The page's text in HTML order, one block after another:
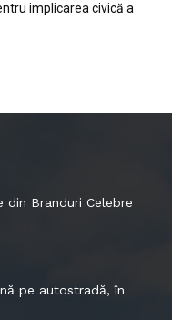
implicarea civică a
din Branduri Celebre
pe autostradă, în